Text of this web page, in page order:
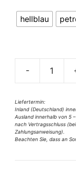
hellblau
-
Liefertermin:
Inland (Deutschland)
Ausland innerhalb von 5
nach Vertragsschluss
Zahlungsanweisung).
Beachten Sie, dass an
t
e
a
i
v
e
: